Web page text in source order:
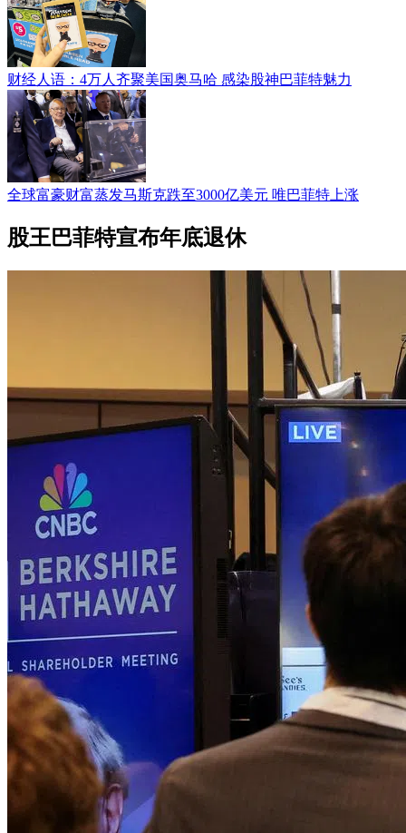
财经人语：4万人齐聚美国奥马哈 感染股神巴菲特魅力
全球富豪财富蒸发马斯克跌至3000亿美元 唯巴菲特上涨
股王巴菲特宣布年底退休